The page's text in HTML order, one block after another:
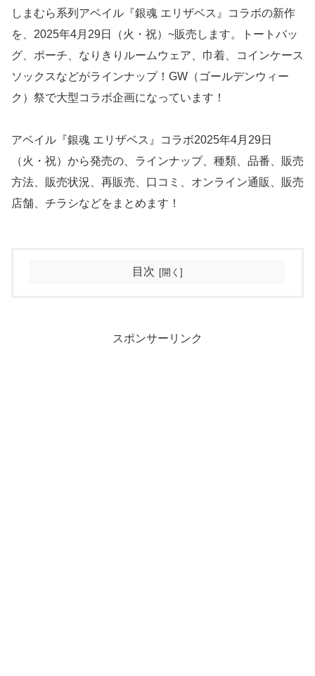
しまむら系列アベイル『銀魂 エリザベス』コラボの新作
を、2025年4月29日（火・祝）~販売します。トートバッ
グ、ポーチ、なりきりルームウェア、巾着、コインケース
ソックスなどがラインナップ！GW（ゴールデンウィー
ク）祭で大型コラボ企画になっています！
アベイル『銀魂 エリザベス』コラボ2025年4月29日
（火・祝）から発売の、ラインナップ、種類、品番、販売
方法、販売状況、再販売、口コミ、オンライン通販、販売
店舗、チラシなどをまとめます！
目次
スポンサーリンク